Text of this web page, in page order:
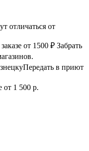
отличаться от
от 1500 ₽ Забрать
Передать в приют
от 1 500 р.